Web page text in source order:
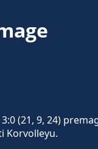
(21, 9, 24)
Korvolleyu.